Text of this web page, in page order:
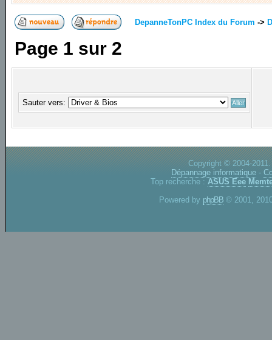
DepanneTonPC Index du Forum ->
Page 1 sur 2
Sauter vers:
Copyright © 2004-
Dépannage informatique -
Top recherche : ASUS Eee
Powered by phpBB © 2001,